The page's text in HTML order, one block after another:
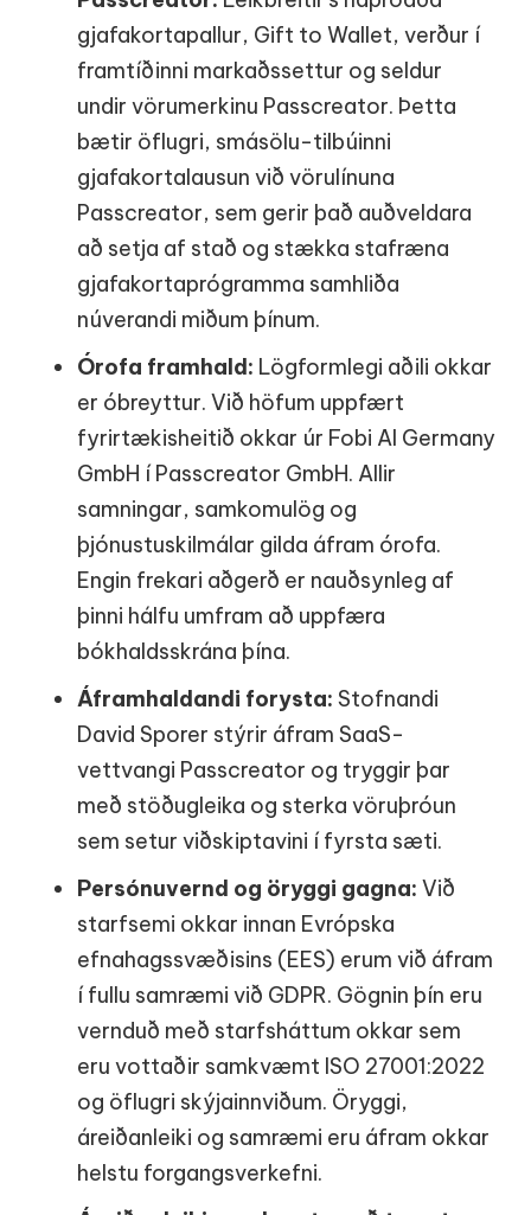
gjafakortapallur, Gift to Wallet, verður í
framtíðinni markaðssettur og seldur
undir vörumerkinu Passcreator. Þetta
bætir öflugri, smásölu-tilbúinni
gjafakortalausun við vörulínuna
Passcreator, sem gerir það auðveldara
að setja af stað og stækka stafræna
gjafakortaprógramma samhliða
núverandi miðum þínum.
Órofa framhald: Lögformlegi aðili okkar
er óbreyttur. Við höfum uppfært
fyrirtækisheitið okkar úr Fobi AI Germany
GmbH í Passcreator GmbH. Allir
samningar, samkomulög og
þjónustuskilmálar gilda áfram órofa.
Engin frekari aðgerð er nauðsynleg af
þinni hálfu umfram að uppfæra
bókhaldsskrána þína.
Áframhaldandi forysta: Stofnandi
David Sporer stýrir áfram SaaS-
vettvangi Passcreator og tryggir þar
með stöðugleika og sterka vöruþróun
sem setur viðskiptavini í fyrsta sæti.
Persónuvernd og öryggi gagna: Við
starfsemi okkar innan Evrópska
efnahagssvæðisins (EES) erum við áfram
í fullu samræmi við GDPR. Gögnin þín eru
vernduð með starfsháttum okkar sem
eru vottaðir samkvæmt ISO 27001:2022
og öflugri skýjainnviðum. Öryggi,
áreiðanleiki og samræmi eru áfram okkar
helstu forgangsverkefni.